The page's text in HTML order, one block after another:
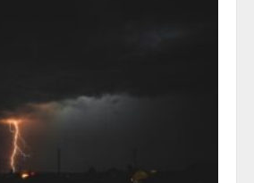
Equipe conquista 22 medalhas e
garante 12 vagas para etapas
nacionais em segunda etapa do
JEMG, em Pará de Minas